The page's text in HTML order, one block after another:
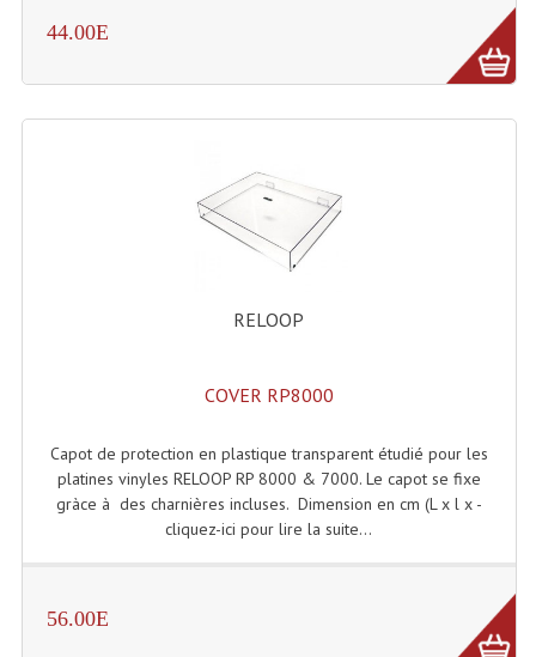
Enceintes Et Caissons Basses
Packs Sono
Enceintes Passives Sono
Retours De Scène
Caisson De Basse Amplifié
44.00E
RELOOP
COVER RP8000
Capot de protection en plastique transparent étudié pour les
platines vinyles RELOOP RP 8000 & 7000. Le capot se fixe
gràce à des charnières incluses. Dimension en cm (L x l x -
cliquez-ici pour lire la suite...
56.00E